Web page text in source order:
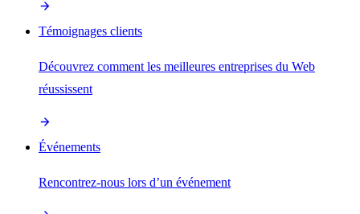
Témoignages clients
Découvrez comment les meilleures entreprises du Web
réussissent
Événements
Rencontrez-nous lors d’un événement